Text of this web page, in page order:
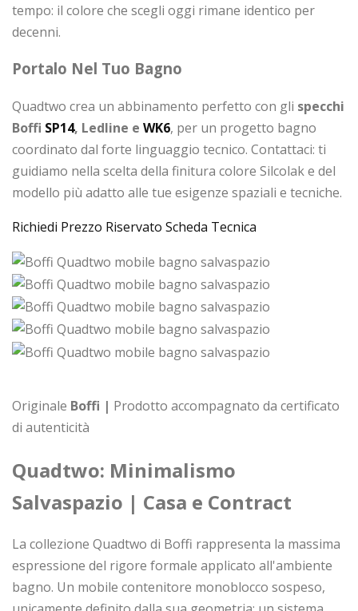
tempo: il colore che scegli oggi rimane identico per
decenni.
Portalo Nel Tuo Bagno
Quadtwo crea un abbinamento perfetto con gli specchi
Boffi SP14, Ledline e WK6, per un progetto bagno
coordinato dal forte linguaggio tecnico. Contattaci: ti
guidiamo nella scelta della finitura colore Silcolak e del
modello più adatto alle tue esigenze spaziali e tecniche.
Richiedi Prezzo Riservato Scheda Tecnica
Originale Boffi | Prodotto accompagnato da certificato
di autenticità
Quadtwo: Minimalismo
Salvaspazio | Casa e Contract
La collezione Quadtwo di Boffi rappresenta la massima
espressione del rigore formale applicato all'ambiente
bagno. Un mobile contenitore monoblocco sospeso,